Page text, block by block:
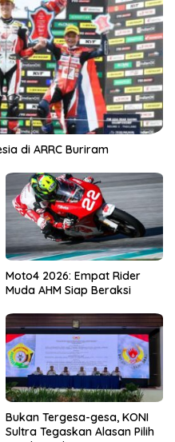
di ARRC Buriram
Moto4 2026: Empat Rider
Muda AHM Siap Beraksi
Bukan Tergesa-gesa, KONI
Sultra Tegaskan Alasan Pilih